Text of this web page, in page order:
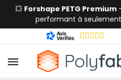
💥 Forshape PETG Premium
performant à seulement